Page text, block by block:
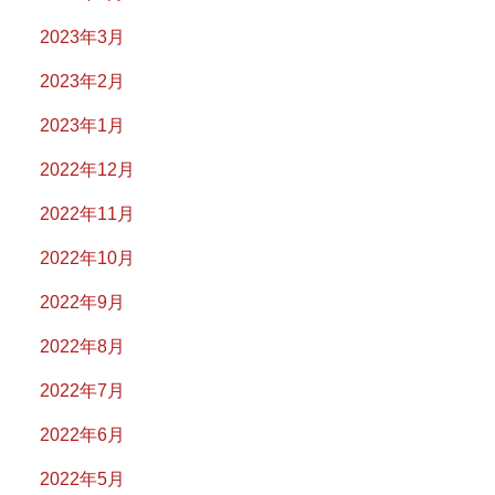
2023年3月
2023年2月
2023年1月
2022年12月
2022年11月
2022年10月
2022年9月
2022年8月
2022年7月
2022年6月
2022年5月